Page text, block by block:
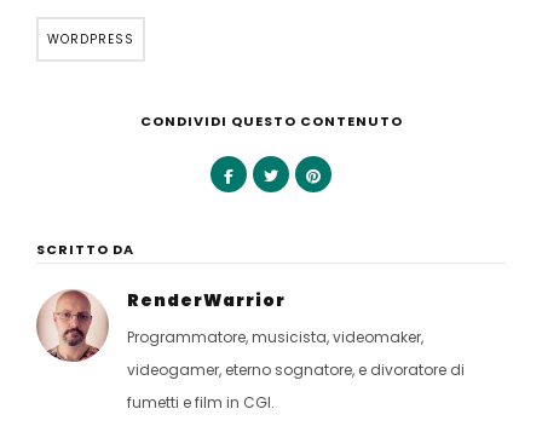
WORDPRESS
CONDIVIDI QUESTO CONTENUTO
SCRITTO DA
RenderWarrior
Programmatore, musicista, videomaker,
videogamer, eterno sognatore, e divoratore di
fumetti e film in CGI.